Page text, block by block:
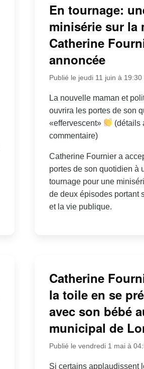
En tournage:
minisérie sur la
Catherine
annoncée
Publié le jeudi 11 juin à 19:30
La nouvelle maman et
ouvrira les portes de son
«effervescent»
(détails
commentaire)
Catherine Fournier a
portes de son quotidien à
tournage pour une
de deux épisodes portant
et la vie publique.
Catherine
la toile en se
avec son bébé
municipal de
Publié le vendredi 1 mai à
Si certains applaudissent